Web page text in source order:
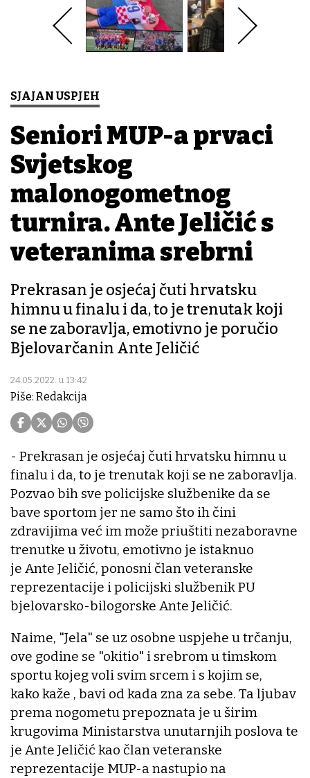
SJAJAN USPJEH
Seniori MUP-a prvaci
Svjetskog
malonogometnog
turnira. Ante Jeličić s
veteranima srebrni
Prekrasan je osjećaj čuti hrvatsku
himnu u finalu i da, to je trenutak koji
se ne zaboravlja, emotivno je poručio
Bjelovarčanin Ante Jeličić
24.05.2022. u 13:42
Piše: Redakcija
- Prekrasan je osjećaj čuti hrvatsku himnu u
finalu i da, to je trenutak koji se ne zaboravlja.
Pozvao bih sve policijske službenike da se
bave sportom jer ne samo što ih čini
zdravijima već im može priuštiti nezaboravne
trenutke u životu, emotivno je istaknuo
je Ante Jeličić, ponosni član veteranske
reprezentacije i policijski službenik PU
bjelovarsko-bilogorske Ante Jeličić.
Naime, "Jela" se uz osobne uspjehe u trčanju,
ove godine se "okitio" i srebrom u timskom
sportu kojeg voli svim srcem i s kojim se,
kako kaže , bavi od kada zna za sebe. Ta ljubav
prema nogometu prepoznata je u širim
krugovima Ministarstva unutarnjih poslova te
je Ante Jeličić kao član veteranske
reprezentacije MUP-a nastupio na